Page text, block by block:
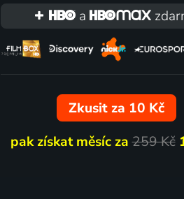
a
Zkusit za 10 Kč
pak získat měsíc za259 Kč